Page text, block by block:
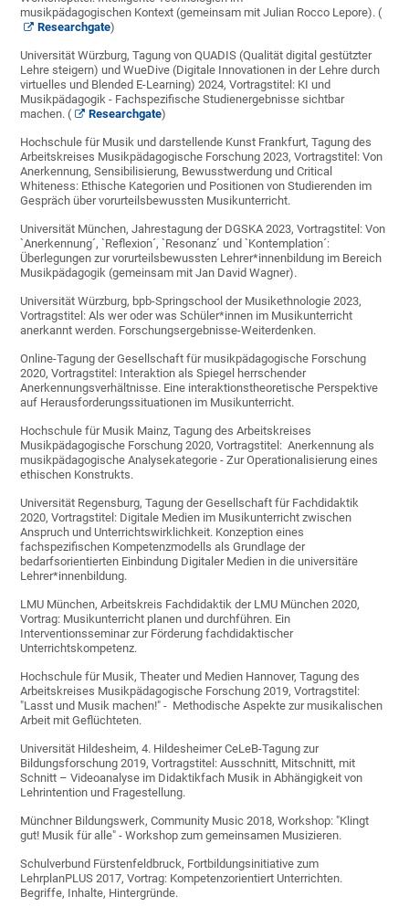
musikpädagogischen Kontext (gemeinsam mit Julian Rocco Lepore). (
Researchgate)
Universität Würzburg, Tagung von QUADIS (Qualität digital gestützter
Lehre steigern) und WueDive (Digitale Innovationen in der Lehre durch
virtuelles und Blended E-Learning) 2024, Vortragstitel: KI und
Musikpädagogik - Fachspezifische Studienergebnisse sichtbar
machen. (
Researchgate)
Hochschule für Musik und darstellende Kunst Frankfurt, Tagung des
Arbeitskreises Musikpädagogische Forschung 2023, Vortragstitel: Von
Anerkennung, Sensibilisierung, Bewusstwerdung und Critical
Whiteness: Ethische Kategorien und Positionen von Studierenden im
Gespräch über vorurteilsbewussten Musikunterricht.
Universität München, Jahrestagung der DGSKA 2023, Vortragstitel: Von
`Anerkennung´, `Reflexion´, `Resonanz´ und `Kontemplation´:
Überlegungen zur vorurteilsbewussten Lehrer*innenbildung im Bereich
Musikpädagogik (gemeinsam mit Jan David Wagner).
Universität Würzburg, bpb-Springschool der Musikethnologie 2023,
Vortragstitel: Als wer oder was Schüler*innen im Musikunterricht
anerkannt werden. Forschungsergebnisse-Weiterdenken.
Online-Tagung der Gesellschaft für musikpädagogische Forschung
2020, Vortragstitel: Interaktion als Spiegel herrschender
Anerkennungsverhältnisse. Eine interaktionstheoretische Perspektive
auf Herausforderungssituationen im Musikunterricht.
Hochschule für Musik Mainz, Tagung des Arbeitskreises
Musikpädagogische Forschung 2020, Vortragstitel: Anerkennung als
musikpädagogische Analysekategorie - Zur Operationalisierung eines
ethischen Konstrukts.
Universität Regensburg, Tagung der Gesellschaft für Fachdidaktik
2020, Vortragstitel: Digitale Medien im Musikunterricht zwischen
Anspruch und Unterrichtswirklichkeit. Konzeption eines
fachspezifischen Kompetenzmodells als Grundlage der
bedarfsorientierten Einbindung Digitaler Medien in die universitäre
Lehrer*innenbildung.
LMU München, Arbeitskreis Fachdidaktik der LMU München 2020,
Vortrag: Musikunterricht planen und durchführen. Ein
Interventionsseminar zur Förderung fachdidaktischer
Unterrichtskompetenz.
Hochschule für Musik, Theater und Medien Hannover, Tagung des
Arbeitskreises Musikpädagogische Forschung 2019, Vortragstitel:
"Lasst und Musik machen!" - Methodische Aspekte zur musikalischen
Arbeit mit Geflüchteten.
Universität Hildesheim, 4. Hildesheimer CeLeB-Tagung zur
Bildungsforschung 2019, Vortragstitel: Ausschnitt, Mitschnitt, mit
Schnitt – Videoanalyse im Didaktikfach Musik in Abhängigkeit von
Lehrintention und Fragestellung.
Münchner Bildungswerk, Community Music 2018, Workshop: "Klingt
gut! Musik für alle" - Workshop zum gemeinsamen Musizieren.
Schulverbund Fürstenfeldbruck, Fortbildungsinitiative zum
LehrplanPLUS 2017, Vortrag: Kompetenzorientiert Unterrichten.
Begriffe, Inhalte, Hintergründe.